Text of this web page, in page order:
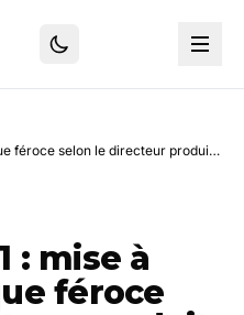
Redmi Note 11 : mise à niveau plus que féroce selon le directeur produit de la marque
: mise à
féroce